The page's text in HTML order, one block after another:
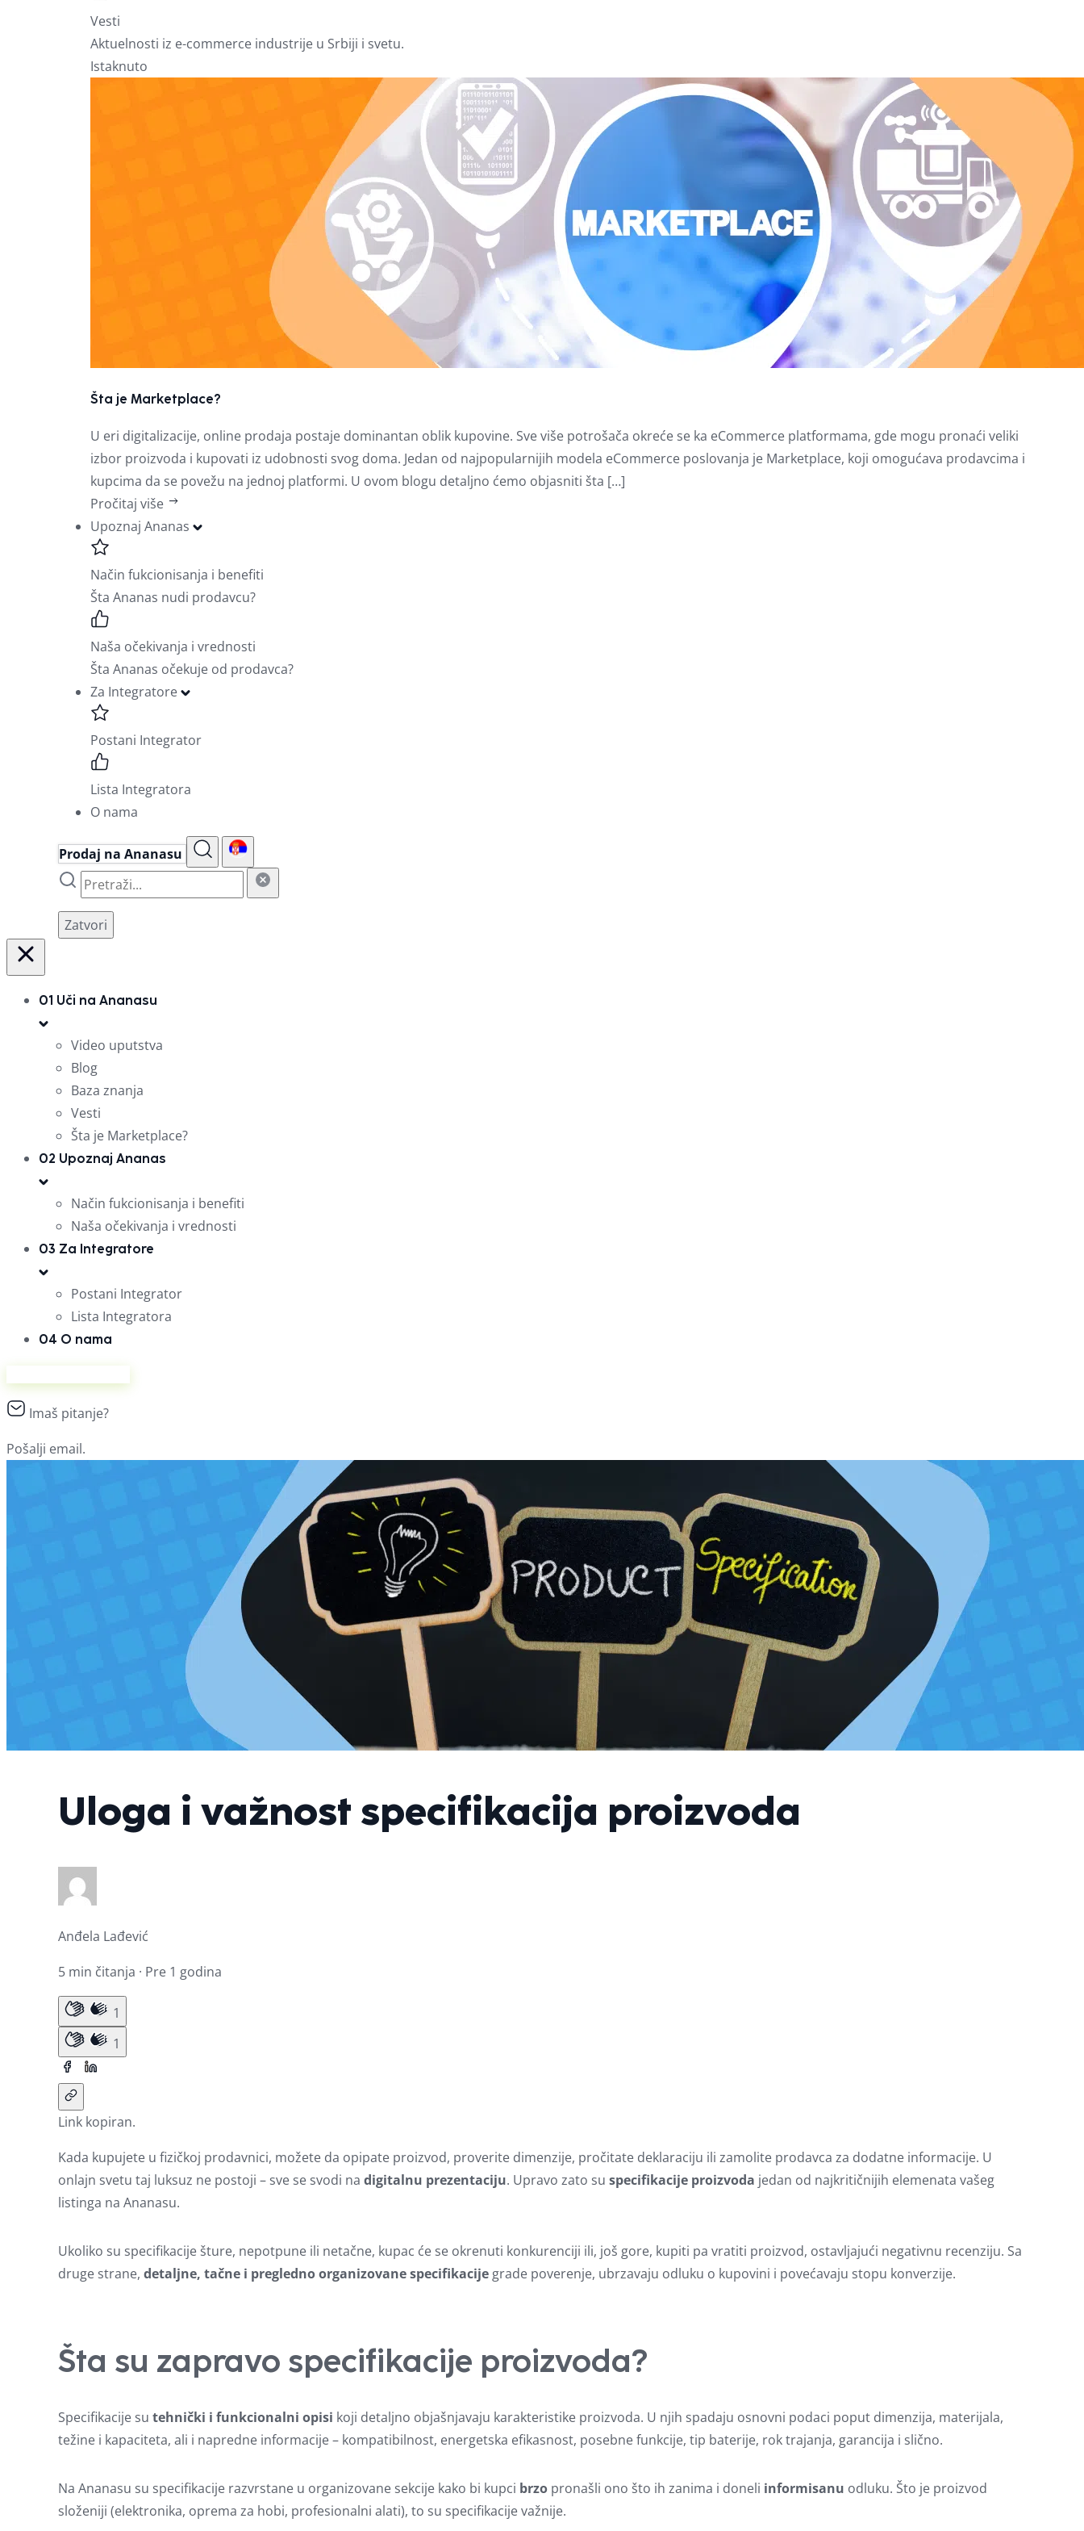
Vesti
Aktuelnosti iz e-commerce industrije u Srbiji i svetu.
Istaknuto
Šta je Marketplace?
U eri digitalizacije, online prodaja postaje dominantan oblik kupovine. Sve više potrošača okreće se ka eCommerce platformama, gde mogu pronaći veliki
izbor proizvoda i kupovati iz udobnosti svog doma. Jedan od najpopularnijih modela eCommerce poslovanja je Marketplace, koji omogućava prodavcima i
kupcima da se povežu na jednoj platformi. U ovom blogu detaljno ćemo objasniti šta […]
Pročitaj više
Upoznaj Ananas
Način fukcionisanja i benefiti
Šta Ananas nudi prodavcu?
Naša očekivanja i vrednosti
Šta Ananas očekuje od prodavca?
Za Integratore
Postani Integrator
Lista Integratora
O nama
Prodaj na Ananasu
Zatvori
01 Uči na Ananasu
Video uputstva
Blog
Baza znanja
Vesti
Šta je Marketplace?
02 Upoznaj Ananas
Način fukcionisanja i benefiti
Naša očekivanja i vrednosti
03 Za Integratore
Postani Integrator
Lista Integratora
04 O nama
Imaš pitanje?
Pošalji email.
Uloga i važnost specifikacija proizvoda
Anđela Lađević
5 min čitanja · Pre 1 godina
1
1
Link kopiran.
Kada kupujete u fizičkoj prodavnici, možete da opipate proizvod, proverite dimenzije, pročitate deklaraciju ili zamolite prodavca za dodatne informacije. U
onlajn svetu taj luksuz ne postoji – sve se svodi na digitalnu prezentaciju. Upravo zato su specifikacije proizvoda jedan od najkritičnijih elemenata vašeg
listinga na Ananasu.
Ukoliko su specifikacije šture, nepotpune ili netačne, kupac će se okrenuti konkurenciji ili, još gore, kupiti pa vratiti proizvod, ostavljajući negativnu recenziju. Sa
druge strane, detaljne, tačne i pregledno organizovane specifikacije grade poverenje, ubrzavaju odluku o kupovini i povećavaju stopu konverzije.
Šta su zapravo specifikacije proizvoda?
Specifikacije su tehnički i funkcionalni opisi koji detaljno objašnjavaju karakteristike proizvoda. U njih spadaju osnovni podaci poput dimenzija, materijala,
težine i kapaciteta, ali i napredne informacije – kompatibilnost, energetska efikasnost, posebne funkcije, tip baterije, rok trajanja, garancija i slično.
Na Ananasu su specifikacije razvrstane u organizovane sekcije kako bi kupci brzo pronašli ono što ih zanima i doneli informisanu odluku. Što je proizvod
složeniji (elektronika, oprema za hobi, profesionalni alati), to su specifikacije važnije.